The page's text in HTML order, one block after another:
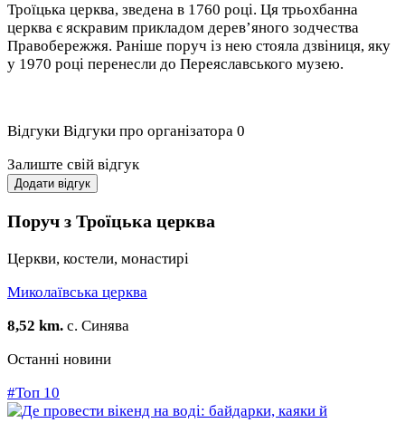
Троїцька церква, зведена в 1760 році. Ця трьохбанна
церква є яскравим прикладом дерев’яного зодчества
Правобережжя. Раніше поруч із нею стояла дзвіниця, яку
у 1970 році перенесли до Переяславського музею.
Відгуки Відгуки про організатора 0
Залиште свій відгук
Додати відгук
Поруч з Троїцька церква
Церкви, костели, монастирі
Миколаївська церква
8,52 km. с. Синява
Останні новини
#Топ 10